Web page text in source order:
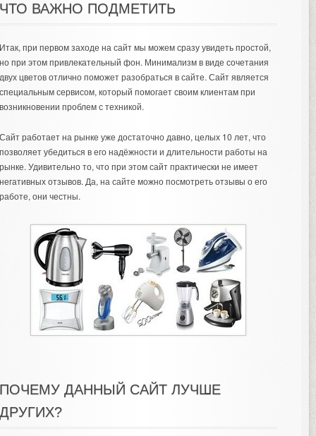
ВАЖНО ПОДМЕТИТЬ
при первом заходе на сайт мы можем сразу увидеть простой,
при этом привлекательный фон. Минимализм в виде сочетания
цветов отлично поможет разобраться в сайте. Сайт является
сервисом, который помогает своим клиентам при
проблем с техникой.
работает на рынке уже достаточно давно, целых 10 лет, что
убедиться в его надёжности и длительности работы на
Удивительно то, что при этом сайт практически не имеет
отзывов. Да, на сайте можно посмотреть отзывы о его
они честны.
ДАННЫЙ САЙТ ЛУЧШЕ